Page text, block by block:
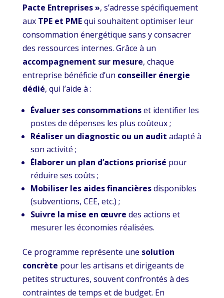
Pacte Entreprises », s’adresse spécifiquement
aux TPE et PMEqui souhaitent optimiser leur
consommation énergétique sans y consacrer
des ressources internes. Grâce à un
accompagnement sur mesure, chaque
entreprise bénéficie d’un conseiller énergie
dédié, qui l’aide à :
Évaluer ses consommationset identifier les
postes de dépenses les plus coûteux ;
Réaliser un diagnostic ou un audit adapté à
son activité ;
Élaborer un plan d’actions priorisé pour
réduire ses coûts ;
Mobiliser les aides financièresdisponibles
(subventions, CEE, etc.) ;
Suivre la mise en œuvre des actions et
mesurer les économies réalisées.
Ce programme représente une solution
concrète pour les artisans et dirigeants de
petites structures, souvent confrontés à des
contraintes de temps et de budget. En